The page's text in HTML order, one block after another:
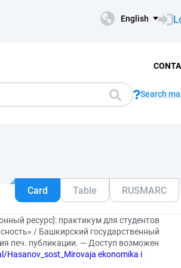
English
Search
Card Table RUSMARC
ресурс]: практикум для студентов
/ Башкирский государственный
печ. публикации. — Доступ возможен
ekonomika i